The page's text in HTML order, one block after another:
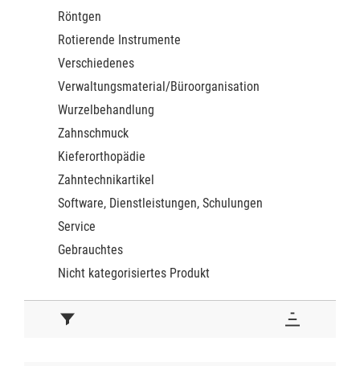
Röntgen
Rotierende Instrumente
Verschiedenes
Verwaltungsmaterial/Büroorganisation
Wurzelbehandlung
Zahnschmuck
Kieferorthopädie
Zahntechnikartikel
Software, Dienstleistungen, Schulungen
Service
Gebrauchtes
Nicht kategorisiertes Produkt